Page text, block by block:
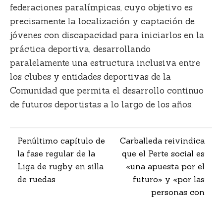
federaciones paralímpicas, cuyo objetivo es
precisamente la localización y captación de
jóvenes con discapacidad para iniciarlos en la
práctica deportiva, desarrollando
paralelamente una estructura inclusiva entre
los clubes y entidades deportivas de la
Comunidad que permita el desarrollo continuo
de futuros deportistas a lo largo de los años.
Navegación
de
entradas
Penúltimo capítulo de
la fase regular de la
Liga de rugby en silla
de ruedas
Carballeda reivindica
que el Perte social es
«una apuesta por el
futuro» y «por las
personas con